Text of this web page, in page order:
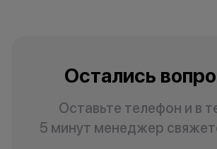
Остались
Оставьте телефон и в
5 минут менеджер